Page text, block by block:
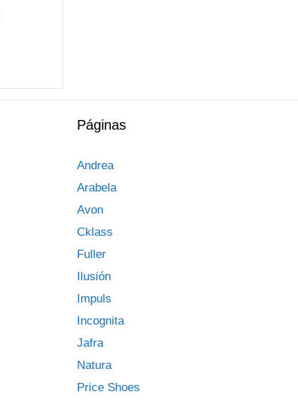
Páginas
Andrea
Arabela
Avon
Cklass
Fuller
Ilusión
Impuls
Incognita
Jafra
Natura
Price Shoes